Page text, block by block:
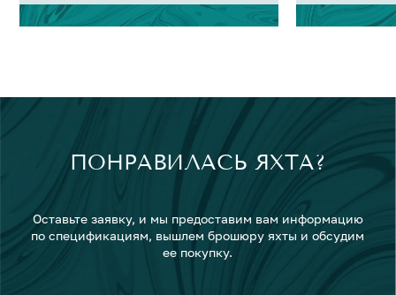
ПОНРАВИЛАСЬ ЯХТА?
Оставьте заявку, и мы предоставим вам информацию
по спецификациям, вышлем брошюру яхты и обсудим
ее покупку.